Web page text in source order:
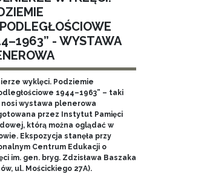
- WYSTAWA
wyklęci. Podziemie
1944–1963” – taki
nosi wystawa plenerowa
przez Instytut Pamięci
którą można oglądać w
Ekspozycja stanęła przy
Centrum Edukacji o
im. gen. bryg. Zdzisława Baszaka
ul. Mościckiego 27A).